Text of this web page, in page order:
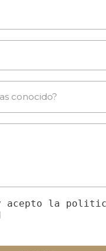
acepto la